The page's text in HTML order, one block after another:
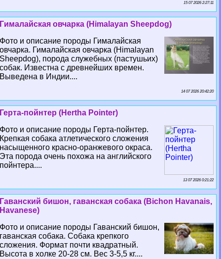
15 07 2026 2:27:11
Гималайская овчарка (Himalayan Sheepdog)
Фото и описание породы Гималайская
овчарка. Гималайская овчарка (Himalayan
Sheepdog), порода служебных (пастушьих)
собак. Известна с древнейших времен.
Выведена в Индии....
14 07 2026 20:42:20
Герта-пойнтер (Hertha Pointer)
Фото и описание породы Герта-пойнтер.
Крепкая собака атлетического сложения
насыщенного красно-оранжевого окраса.
Эта порода очень похожа на английского
пойнтера....
13 07 2026 0:21:22
Гаванский бишон, гаванская собака (Bichon Havanais,
Havanese)
Фото и описание породы Гаванский бишон,
гаванская собака. Собака крепкого
сложения. Формат почти квадратный.
Высота в холке 20-28 см. Вес 3-5,5 кг....